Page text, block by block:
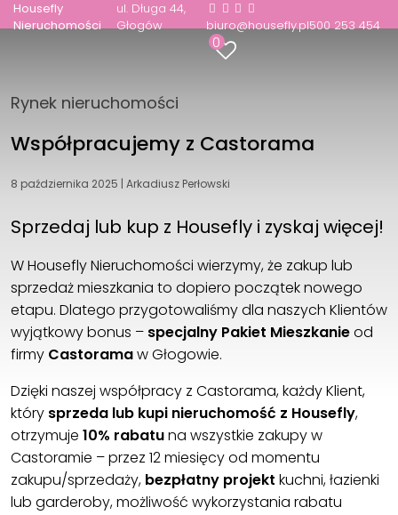
Housefly
Nieruchomości
ul. Długa 44
Głogów
biuro@housefly.pl500 253 454
0
Rynek nieruchomości
Współpracujemy z Castorama
8 października 2025 | Arkadiusz Perłowski
Sprzedaj lub kup z Housefly i zyskaj więcej!
W Housefly Nieruchomości wierzymy, że zakup lub
sprzedaż mieszkania to dopiero początek nowego
etapu. Dlatego przygotowaliśmy dla naszych Klientów
wyjątkowy bonus – specjalny Pakiet Mieszkanieod
firmy Castoramaw Głogowie.
Dzięki naszej współpracy z Castorama, każdy Klient,
który sprzeda lub kupi nieruchomość z Housefly,
otrzymuje 10% rabatuna wszystkie zakupy w
Castoramie – przez 12 miesięcy od momentu
zakupu/sprzedaży, bezpłatny projekt kuchni, łazienki
lub garderoby, możliwość wykorzystania rabatu